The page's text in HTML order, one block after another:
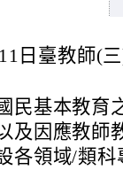
日臺教師(
民基本教育
及因應教師
各領域/類